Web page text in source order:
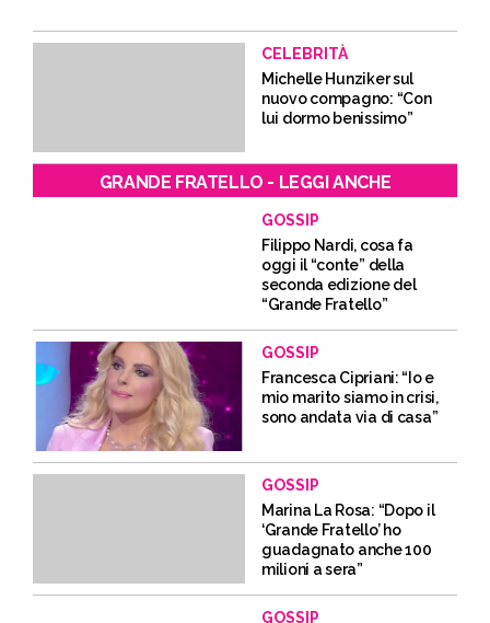
CELEBRITÀ
Michelle Hunziker sul
nuovo compagno: “Con
lui dormo benissimo”
GRANDE FRATELLO - LEGGI ANCHE
GOSSIP
Filippo Nardi, cosa fa
oggi il “conte” della
seconda edizione del
“Grande Fratello”
GOSSIP
Francesca Cipriani: “Io e
mio marito siamo in crisi,
sono andata via di casa”
GOSSIP
Marina La Rosa: “Dopo il
‘Grande Fratello’ ho
guadagnato anche 100
milioni a sera”
GOSSIP